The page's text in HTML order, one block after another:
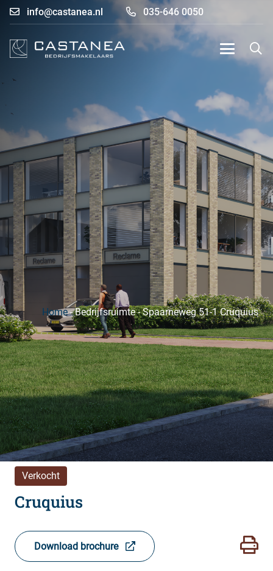
info@castanea.nl 035-646 0050
Home-Bedrijfsruimte-Spaarneweg 51-1 Cruquius
Verkocht
Cruquius
Download brochure